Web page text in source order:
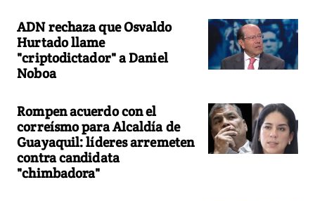
ADN rechaza que Osvaldo
Hurtado llame
"criptodictador" a Daniel
Noboa
Rompen acuerdo con el
correísmo para Alcaldía de
Guayaquil: líderes arremeten
contra candidata
"chimbadora"